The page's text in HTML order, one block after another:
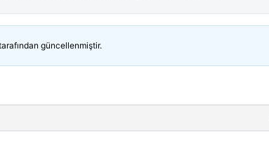
güncellenmiştir.